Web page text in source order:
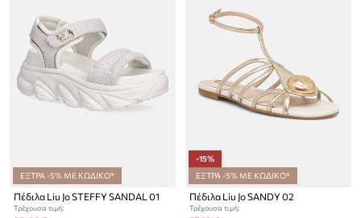
ΕΞΤΡΑ -5% ΜΕ ΚΩΔΙΚΟ*
Πέδιλα Liu Jo STEFFY SANDAL 01
Τρέχουσα τιμή:
-15%
ΕΞΤΡΑ -5% ΜΕ ΚΩΔΙΚΟ*
Πέδιλα Liu Jo SANDY 02
Τρέχουσα τιμή: